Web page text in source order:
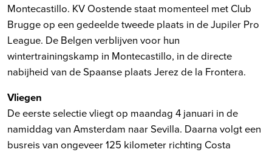
Montecastillo. KV Oostende staat momenteel met Club
Brugge op een gedeelde tweede plaats in de Jupiler Pro
League. De Belgen verblijven voor hun
wintertrainingskamp in Montecastillo, in de directe
nabijheid van de Spaanse plaats Jerez de la Frontera.
Vliegen
De eerste selectie vliegt op maandag 4 januari in de
namiddag van Amsterdam naar Sevilla. Daarna volgt een
busreis van ongeveer 125 kilometer richting Costa